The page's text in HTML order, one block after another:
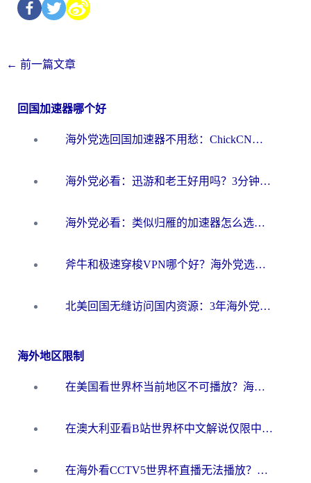
← 前一篇文章
回国加速器哪个好
海外党选回国加速器不用愁：ChickCN和洞见哪个好？一篇搞定所有疑问
海外党必看：迅游和老王好用吗？3分钟选对加速国内网络的加速器
海外党必看：类似归雁的加速器怎么选？一篇搞定无缝访问国内资源
斧牛和极速穿梭VPN哪个好？海外党选回国加速器必看的真实对比与避坑指南
北美回国无缝访问国内资源：3年海外党亲测的加速器选择指南
海外地区限制
在美国看世界杯当前地区不可播放？海外党体育观赛终极指南来了！
在澳大利亚看B站世界杯中文解说仅限中国大陆？这篇指南帮你打破限制看遍赛事
在海外看CCTV5世界杯直播无法播放？这篇指南让你和国内球迷同步呐喊